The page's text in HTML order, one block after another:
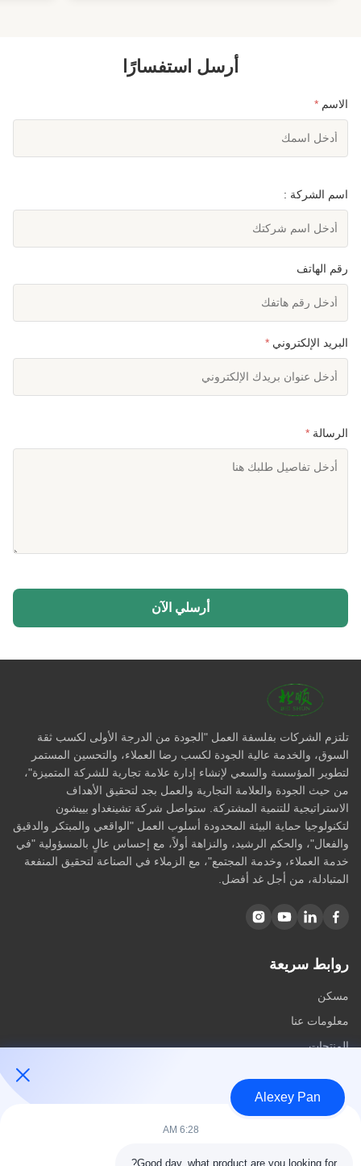
أرسل استفسارًا
الاسم *
اسم الشركة :
رقم الهاتف
البريد الإلكتروني *
الرسالة *
أرسلي الآن
تلتزم الشركات بفلسفة العمل "الجودة من الدرجة الأولى لكسب ثقة
السوق، والخدمة عالية الجودة لكسب رضا العملاء، والتحسين المستمر
لتطوير المؤسسة والسعي لإنشاء إدارة علامة تجارية للشركة المتميزة"،
من حيث الجودة والعلامة التجارية والعمل بجد لتحقيق الأهداف
الاستراتيجية للتنمية المشتركة. ستواصل شركة تشينغداو بييشون
لتكنولوجيا حماية البيئة المحدودة أسلوب العمل "الواقعي والمبتكر والدقيق
والفعال"، والحكم الرشيد، والنزاهة أولاً، مع إحساس عالٍ بالمسؤولية "في
خدمة العملاء، وخدمة المجتمع"، مع الزملاء في الصناعة لتحقيق المنفعة
المتبادلة، من أجل غد أفضل.
روابط سريعة
مسكن
معلومات عنا
المنتجات
فئات
Alexey Pan
6:28 AM
Good day, what product are you looking for?